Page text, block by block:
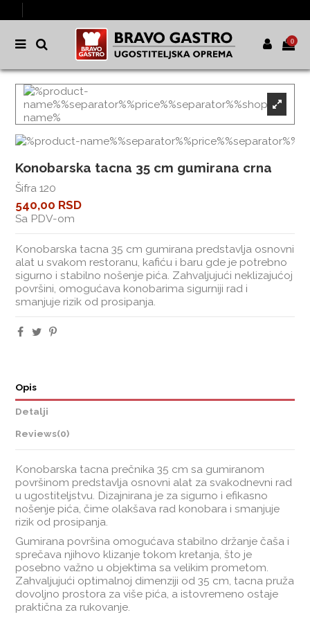
0
Konobarska tacna 35 cm gumirana crna
Šifra 120
540,00 RSD
Sa PDV-om
Konobarska tacna 35 cm gumirana predstavlja osnovni
alat u svakom restoranu, kafiću i baru gde je potrebno
sigurno i stabilno nošenje pića. Zahvaljujući neklizajućoj
površini, omogućava konobarima sigurniji rad i
smanjuje rizik od prosipanja.
Opis
Detalji
Reviews(0)
Konobarska tacna prečnika 35 cm sa gumiranom
površinom predstavlja osnovni alat za svakodnevni rad
u ugostiteljstvu. Dizajnirana je za sigurno i efikasno
nošenje pića, čime olakšava rad konobara i smanjuje
rizik od prosipanja.
Gumirana površina omogućava stabilno držanje čaša i
sprečava njihovo klizanje tokom kretanja, što je
posebno važno u objektima sa velikim prometom.
Zahvaljujući optimalnoj dimenziji od 35 cm, tacna pruža
dovoljno prostora za više pića, a istovremeno ostaje
praktična za rukovanje.